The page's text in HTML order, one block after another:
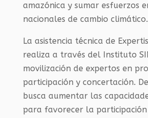
amazónica y sumar esfuerzos
nacionales de cambio climático.
La asistencia técnica de
realiza a través del Instituto
movilización de expertos en
participación y concertación.
busca aumentar las
para favorecer la